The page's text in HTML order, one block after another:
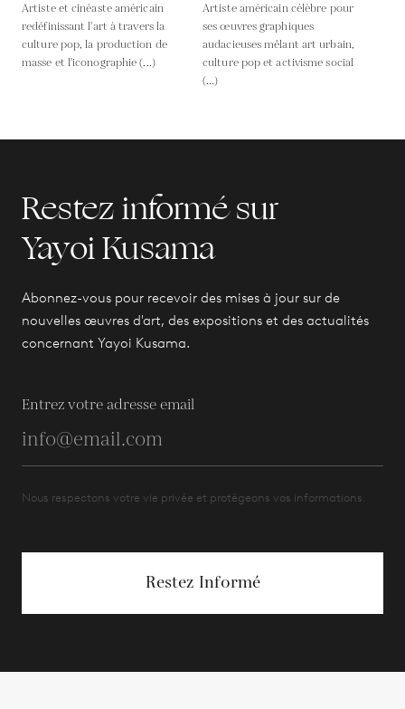
Artiste et cinéaste américain
redéfinissant l'art à travers la
culture pop, la production de
masse et l'iconographie (...)
Artiste américain célèbre pour
ses œuvres graphiques
audacieuses mêlant art urbain,
culture pop et activisme social
(...)
Restez informé sur
Yayoi Kusama
Abonnez-vous pour recevoir des mises à jour sur de
nouvelles œuvres d'art, des expositions et des actualités
concernant Yayoi Kusama.
Entrez votre adresse email
Nous respectons votre vie privée et protégeons vos informations.
Restez Informé